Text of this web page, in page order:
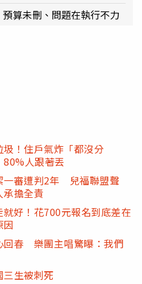
算未刪、問題在執行不力
！住戶氣炸「都沒分
人跟著丟
一審遭判2年 兒福聯盟聲
承擔全責
好！花700元報名到底差在
因
回春 樂團主唱驚曝：我們
三生被刺死